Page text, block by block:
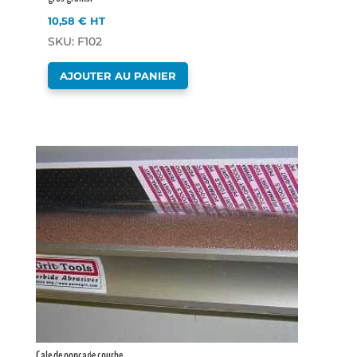
10,58 € HT
SKU: F102
AJOUTER AU PANIER